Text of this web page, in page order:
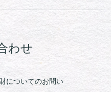
わせ
についてのお問い